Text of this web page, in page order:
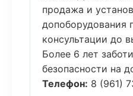
продажа и
допоборудования
консультации до
Более 6 лет
безопасности на
Телефон: 8 (961)